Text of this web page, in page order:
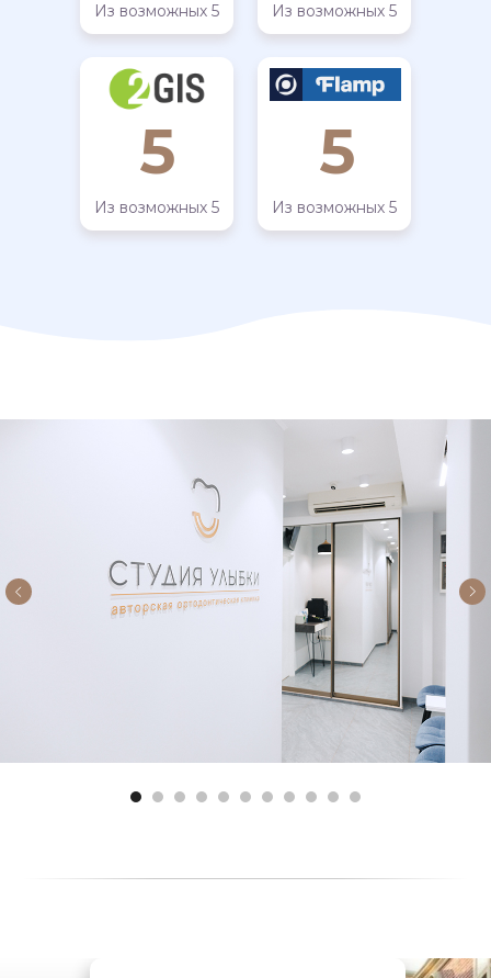
Из возможных 5
Из возможных 5
5
Из возможных 5
5
Из возможных 5